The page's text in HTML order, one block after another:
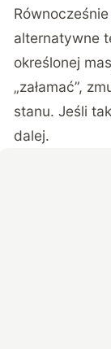
alternatywne
określonej
„załamać”,
stanu. Jeśli
dalej.